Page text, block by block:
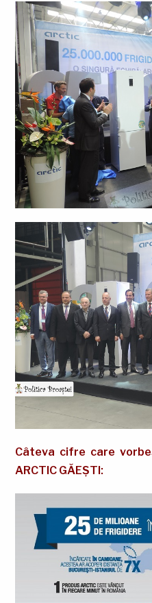
Câteva cifre care
ARCTIC GĂEȘTI: